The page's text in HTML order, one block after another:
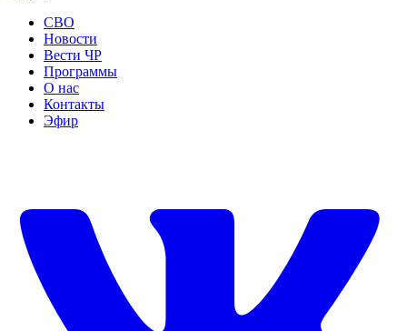
СВО
Новости
Вести ЧР
Программы
О нас
Контакты
Эфир